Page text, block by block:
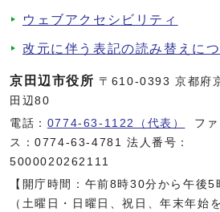
ウェブアクセシビリティ
改元に伴う表記の読み替えに
京田辺市役所 〒610-0393 京都府
田辺80
電話： 0774-63-1122（代表）
ファ
ス：0774-63-4781 法人番号：
5000020262111
【開庁時間：午前8時30分から午後5
（土曜日・日曜日、祝日、年末年始